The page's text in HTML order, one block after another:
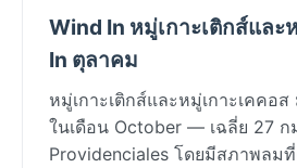
Wind In หมู่เกาะเติกส์และ
In ตุลาคม
หมู่เกาะเติกส์และหมู่เกาะเคคอ
ในเดือน October — เฉลี่ย 27
Providenciales โดยมีสภาพลม